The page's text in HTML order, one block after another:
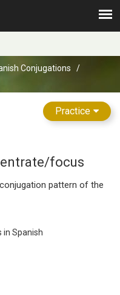
Conjugations
Practice
focus
pattern of the
in Spanish